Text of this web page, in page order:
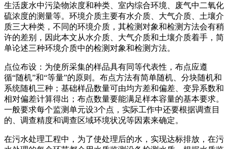
生活废水中污染物浓度和种类、室内综合环境、废气中二氧化
硫浓度的测量等。环境介质主要有水介质、大气介质、土壤介
质三大种类，不同的环境介质，其检测对象和检测方法会有稍
许的差别，因此本文从水介质、大气介质和土壤介质着手，简
单论述三种环境介质中的检测对象和检测方法。
点位布设：为使所采集的样品具有同等代表性，布点应遵
循“随机”和“等量”的原则。布点方法有简单随机、分块随机和
系统随机三种；基础样品数量可由均方差和偏差、变异系数和
相对偏差计算得出；布点数量要能满足样本容量的基本要求。
一般要求每个监测单元设3个点，实际工作中还要根据调查目
的、调查精度和调查区域环境状况等因素来确定。
在污水处理工程中，为了使处理后的水，实现达标排放，在污